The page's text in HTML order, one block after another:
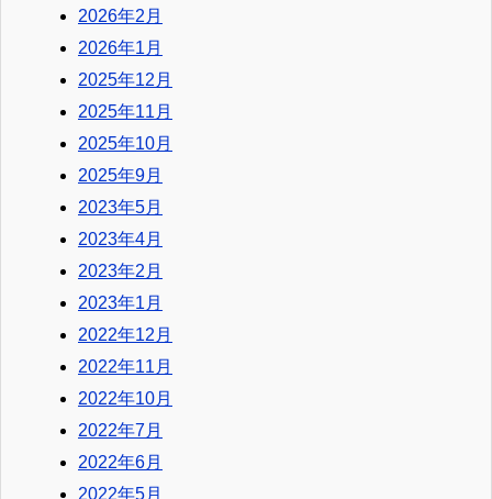
2026年2月
2026年1月
2025年12月
2025年11月
2025年10月
2025年9月
2023年5月
2023年4月
2023年2月
2023年1月
2022年12月
2022年11月
2022年10月
2022年7月
2022年6月
2022年5月